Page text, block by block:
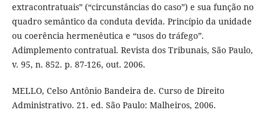
extracontratuais” (“circunstâncias do caso”) e sua função no
quadro semântico da conduta devida. Princípio da unidade
ou coerência hermenêutica e “usos do tráfego”.
Adimplemento contratual. Revista dos Tribunais, São Paulo,
v. 95, n. 852. p. 87-126, out. 2006.
MELLO, Celso Antônio Bandeira de. Curso de Direito
Administrativo. 21. ed. São Paulo: Malheiros, 2006.